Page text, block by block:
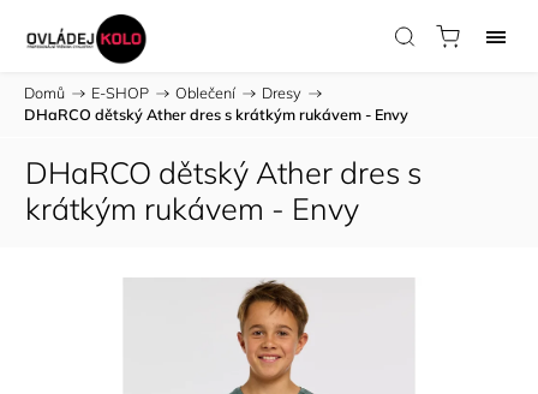
Domů / E-SHOP / Oblečení / Dresy /
DHaRCO dětský Ather dres s krátkým rukávem - Envy
DHaRCO dětský Ather dres s
krátkým rukávem - Envy